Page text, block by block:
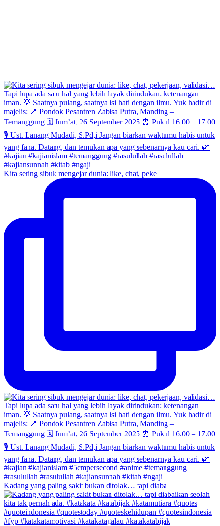
Kita sering sibuk mengejar dunia: like, chat, peke
Kadang yang paling sakit bukan ditolak… tapi diaba